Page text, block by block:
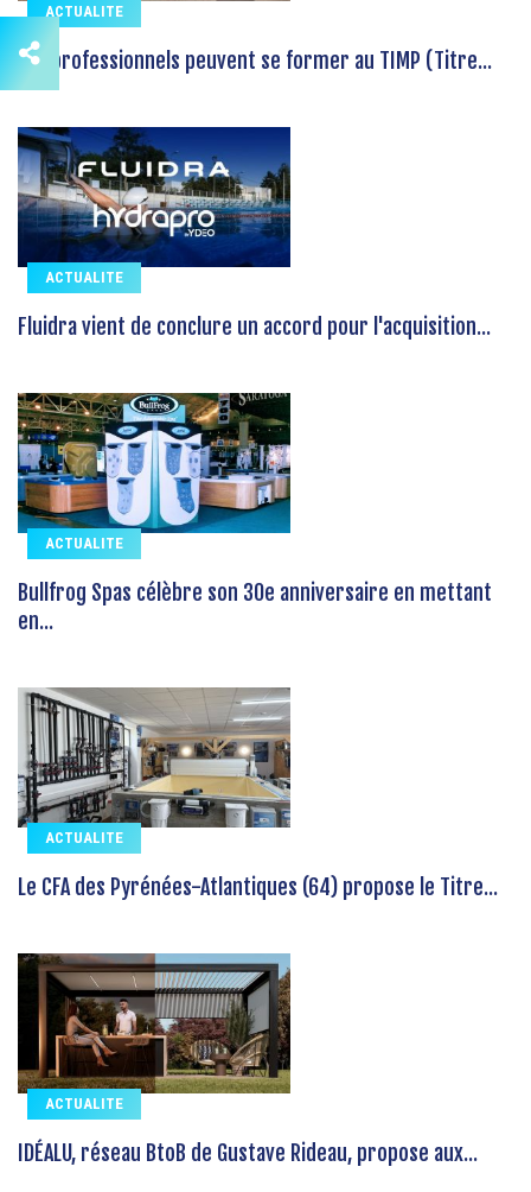
ACTUALITE
Les professionnels peuvent se former au TIMP (Titre...
ACTUALITE
Fluidra vient de conclure un accord pour l'acquisition...
ACTUALITE
Bullfrog Spas célèbre son 30e anniversaire en mettant
en...
ACTUALITE
Le CFA des Pyrénées-Atlantiques (64) propose le Titre...
ACTUALITE
IDÉALU, réseau BtoB de Gustave Rideau, propose aux...